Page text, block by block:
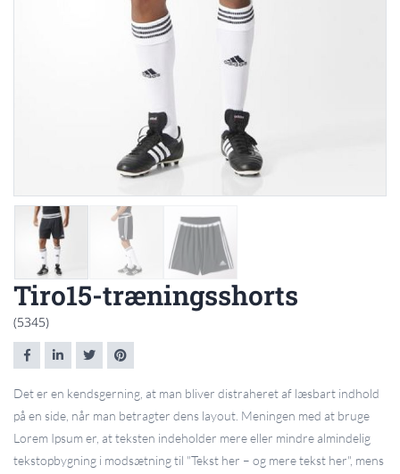
Tiro15-træningsshorts
(5345)
Det er en kendsgerning, at man bliver distraheret af læsbart indhold
på en side, når man betragter dens layout. Meningen med at bruge
Lorem Ipsum er, at teksten indeholder mere eller mindre almindelig
tekstopbygning i modsætning til "Tekst her – og mere tekst her", mens